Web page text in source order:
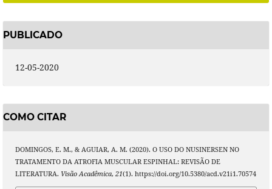
PUBLICADO
12-05-2020
COMO CITAR
DOMINGOS, E. M., & AGUIAR, A. M. (2020). O USO DO NUSINERSEN NO
TRATAMENTO DA ATROFIA MUSCULAR ESPINHAL: REVISÃO DE
LITERATURA. Visão Acadêmica, 21(1). https://doi.org/10.5380/acd.v21i1.70574